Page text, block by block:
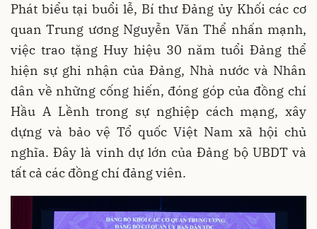
Phát biểu tại buổi lễ, Bí thư Đảng ủy Khối các cơ
quan Trung ương Nguyễn Văn Thể nhấn mạnh,
việc trao tặng Huy hiệu 30 năm tuổi Đảng thể
hiện sự ghi nhận của Đảng, Nhà nước và Nhân
dân về những cống hiến, đóng góp của đồng chí
Hầu A Lềnh trong sự nghiệp cách mạng, xây
dựng và bảo vệ Tổ quốc Việt Nam xã hội chủ
nghĩa. Đây là vinh dự lớn của Đảng bộ UBDT và
tất cả các đồng chí đảng viên.